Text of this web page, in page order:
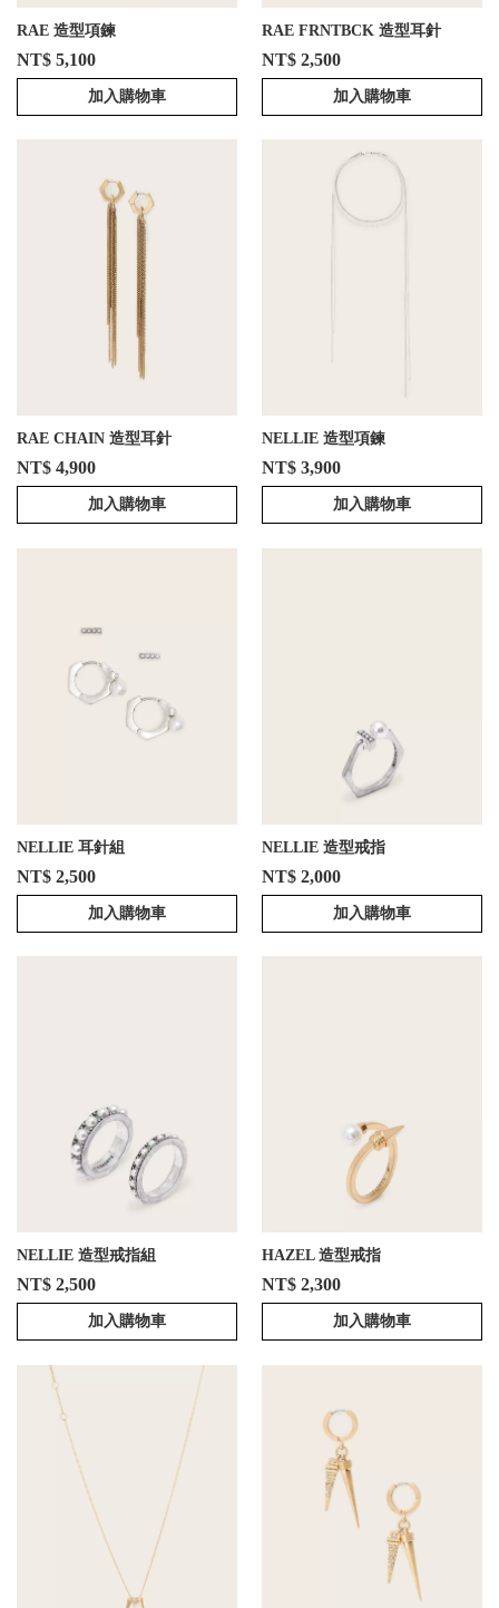
RAE 造型項鍊
NT$ 5,100
加入購物車
RAE FRNTBCK 造型耳針
NT$ 2,500
加入購物車
RAE CHAIN 造型耳針
NT$ 4,900
加入購物車
NELLIE 造型項鍊
NT$ 3,900
加入購物車
NELLIE 耳針組
NT$ 2,500
加入購物車
NELLIE 造型戒指
NT$ 2,000
加入購物車
NELLIE 造型戒指組
NT$ 2,500
加入購物車
HAZEL 造型戒指
NT$ 2,300
加入購物車